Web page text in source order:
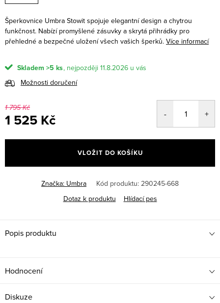
Šperkovnice Umbra Stowit spojuje elegantní design a chytrou
funkčnost. Nabízí promyšlené zásuvky a skrytá přihrádky pro
přehledné a bezpečné uložení všech vašich šperků. Více informací
Skladem >5 ks
11.8.2026
Možnosti doručení
1 795 Kč
1 525 Kč
cena:
VLOŽIT DO KOŠÍKU
Značka: Umbra Kód produktu: 290245-668
Dotaz k produktu
Hlídací pes
Popis produktu
Hodnocení
Diskuze